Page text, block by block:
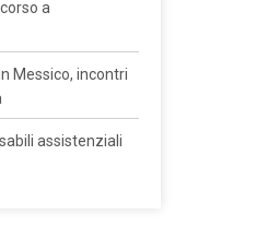
a
Messico, incontri
assistenziali